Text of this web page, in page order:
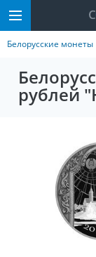
Белорусские монеты
рублей